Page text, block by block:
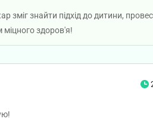
знайти підхід до дитини,
здоров'я!